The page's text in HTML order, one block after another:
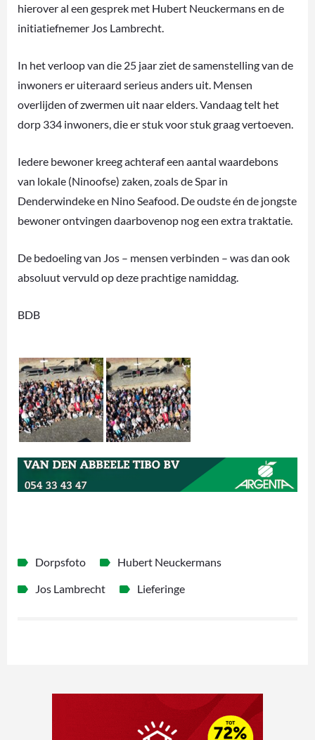
hierover al een gesprek met Hubert Neuckermans en de
initiatiefnemer Jos Lambrecht.
In het verloop van die 25 jaar ziet de samenstelling van de
inwoners er uiteraard serieus anders uit. Mensen
overlijden of zwermen uit naar elders. Vandaag telt het
dorp 334 inwoners, die er stuk voor stuk graag vertoeven.
Iedere bewoner kreeg achteraf een aantal waardebons
van lokale (Ninoofse) zaken, zoals de Spar in
Denderwindeke en Nino Seafood. De oudste én de jongste
bewoner ontvingen daarbovenop nog een extra traktatie.
De bedoeling van Jos – mensen verbinden – was dan ook
absoluut vervuld op deze prachtige namiddag.
BDB
Dorpsfoto
Hubert Neuckermans
Jos Lambrecht
Lieferinge